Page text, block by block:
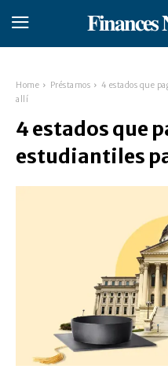
𝐅𝐢𝐧𝐚𝐧𝐜𝐞𝐬
Home Préstamos
4 estados que
allí
4 estados que
estudiantiles